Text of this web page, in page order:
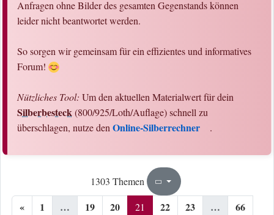
Anfragen ohne Bilder des gesamten Gegenstands können
leider nicht beantwortet werden.
So sorgen wir gemeinsam für ein effizientes und informatives
Forum!
Nützliches Tool: Um den aktuellen Materialwert für dein
Silberbesteck (800/925/Loth/Auflage) schnell zu
überschlagen, nutze den Online-Silberrechner .
1303 Themen Seite21
« 1 … 19 20 21 22 23 …
66